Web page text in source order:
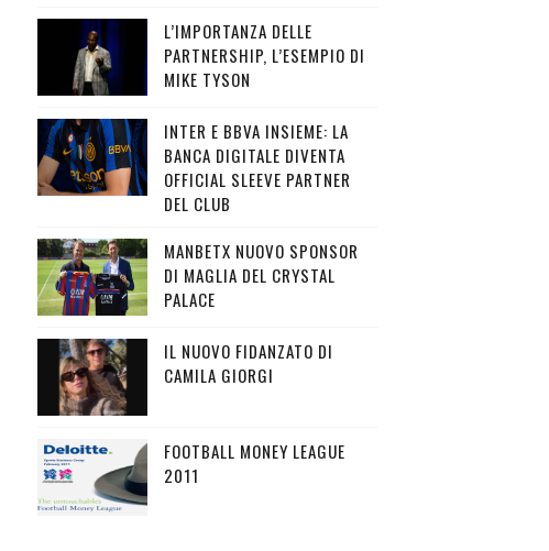
L’IMPORTANZA DELLE
PARTNERSHIP, L’ESEMPIO DI
MIKE TYSON
INTER E BBVA INSIEME: LA
BANCA DIGITALE DIVENTA
OFFICIAL SLEEVE PARTNER
DEL CLUB
MANBETX NUOVO SPONSOR
DI MAGLIA DEL CRYSTAL
PALACE
IL NUOVO FIDANZATO DI
CAMILA GIORGI
FOOTBALL MONEY LEAGUE
2011